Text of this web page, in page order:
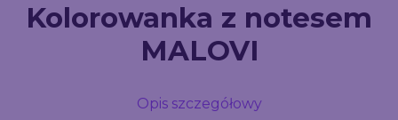
Kolorowanka z notesem
MALOVI
Opis szczegółowy